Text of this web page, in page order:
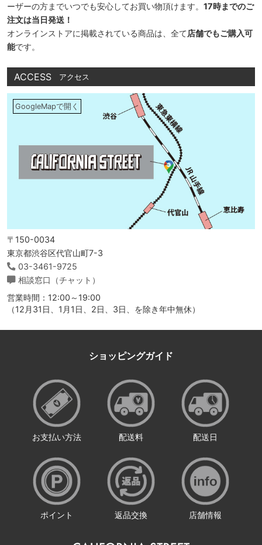
ーザーの方までいつでも安心してお買い物頂けます。 17時までのご
注文は当日発送！
オンラインストアに掲載されている商品は、全て店舗でもご購入可
能です。
ACCESS アクセス
GoogleMapで開く
〒150-0034
東京都渋谷区代官山町7-3
03-3461-9725
相談窓口（チャット）
営業時間：12:00～19:00
（12月31日、1月1日、2日、3日、を除き年中無休）
ショッピングガイド
お支払い方法 配送料 配送日
ポイント 返品交換 店舗情報